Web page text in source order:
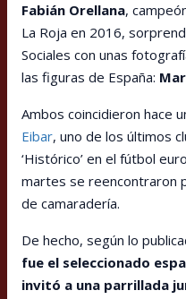
Fabián Orellana,
La Roja en 2016,
Sociales con unas
las figuras de España:
Ambos coincidieron hace
Eibar, uno de los últimos
‘Histórico’ en el fútbol
martes se reencontraron
de camaradería.
De hecho, según lo
fue el seleccionado
invitó a una parrillada